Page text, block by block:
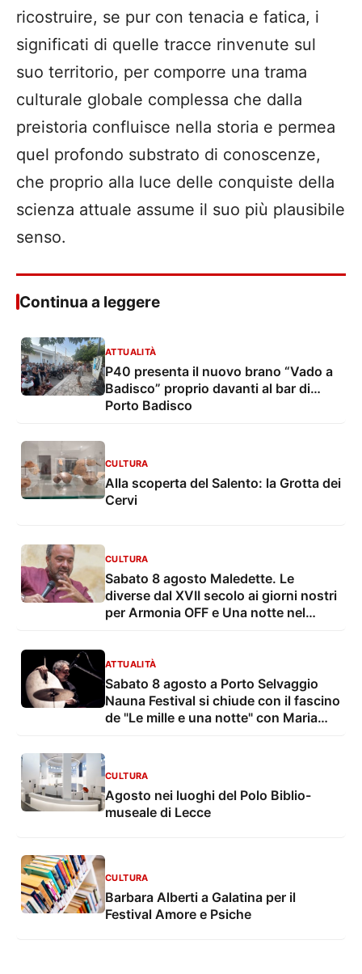
ricostruire, se pur con tenacia e fatica, i
significati di quelle tracce rinvenute sul
suo territorio, per comporre una trama
culturale globale complessa che dalla
preistoria confluisce nella storia e permea
quel profondo substrato di conoscenze,
che proprio alla luce delle conquiste della
scienza attuale assume il suo più plausibile
senso.
Continua a leggere
ATTUALITÀ
P40 presenta il nuovo brano “Vado a
Badisco” proprio davanti al bar di…
Porto Badisco
CULTURA
Alla scoperta del Salento: la Grotta dei
Cervi
CULTURA
Sabato 8 agosto Maledette. Le
diverse dal XVII secolo ai giorni nostri
per Armonia OFF e Una notte nel
ATTUALITÀ
Sabato 8 agosto a Porto Selvaggio
Nauna Festival si chiude con il fascino
de "Le mille e una notte" con Maria
CULTURA
Agosto nei luoghi del Polo Biblio-
museale di Lecce
CULTURA
Barbara Alberti a Galatina per il
Festival Amore e Psiche